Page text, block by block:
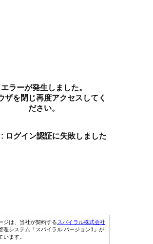
エラーが発生しました。
ザを閉じ再度アクセスしてく
ださい。
ログイン認証に失敗しました
ジは、当社が契約するスパイラル株式会社
理システム「スパイラル バージョン1」が
います。